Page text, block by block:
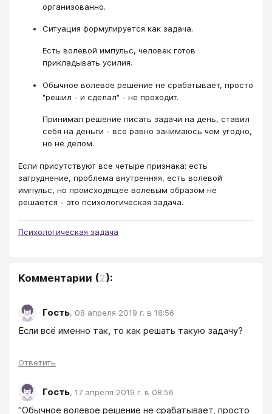
организованно.
Ситуация формулируется как задача.
Есть волевой импульс, человек готов
прикладывать усилия.
Обычное волевое решение не срабатывает, просто
"решил - и сделал" - не проходит.
Принимал решение писать задачи на день, ставил
себя на деньги - все равно занимаюсь чем угодно,
но не делом.
Если присутствуют все четыре признака: есть
затруднение, проблема внутренняя, есть волевой
импульс, но происходящее волевым образом не
решается - это психологическая задача.
Психологическая задача
Комментарии (2):
Гость, 08 апреля 2019 г. в 18:56
Если всё именно так, то как решать такую задачу?
Ответить
Гость, 17 апреля 2019 г. в 08:56
"Обычное волевое решение не срабатывает, просто